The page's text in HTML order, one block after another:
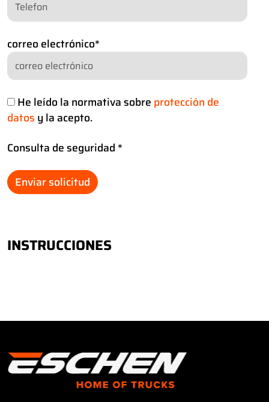
correo electrónico*
He leído la normativa sobre protección de
datos y la acepto.
Consulta de seguridad *
INSTRUCCIONES